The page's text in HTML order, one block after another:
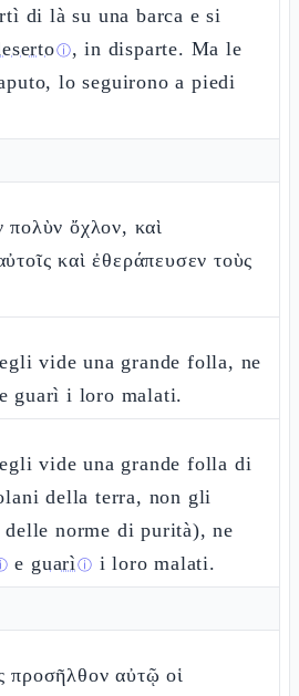
di là su una barca e si
ⓘ, in disparte. Ma le
lo seguirono a piedi
πολὺν ὄχλον, καὶ
καὶ ἐθεράπευσεν τοὺς
vide una grande folla, ne
guarì i loro malati.
vide una grande folla di
della terra, non gli
delle norme di purità), ne
e guarìⓘ i loro malati.
προσῆλθον αὐτῷ οἱ